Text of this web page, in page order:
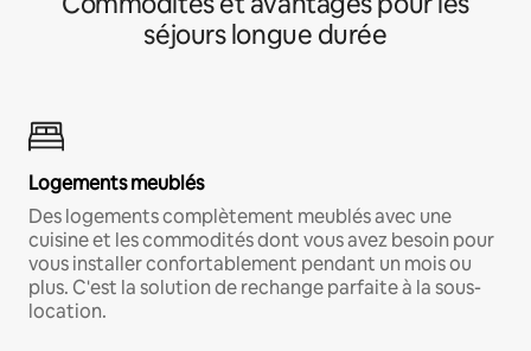
séjours longue durée
Logements meublés
Des logements complètement meublés avec une
cuisine et les commodités dont vous avez besoin pour
vous installer confortablement pendant un mois ou
plus. C'est la solution de rechange parfaite à la sous-
location.